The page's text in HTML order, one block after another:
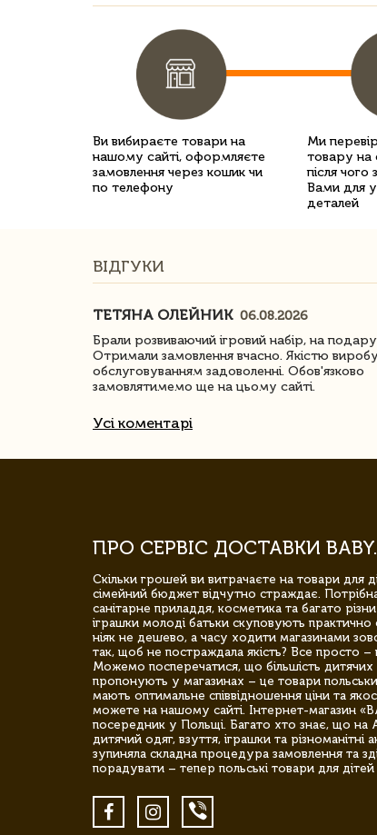
Ви вибираєте товари на
нашому сайті, оформляєте
замовлення через кошик чи
по телефону
Ми
товару на
після чого
Вами для
деталей
ВІДГУКИ
ТЕТЯНА ОЛЕЙНИК 06.08.2026
Брали розвиваючий ігровий набір, на
Отримали замовлення вчасно. Якістю
обслуговуванням задоволенні. Обов'язково
замовлятимемо ще на цьому сайті.
Усі коментарі
ПРО СЕРВІС ДОСТАВКИ
Скільки грошей ви витрачаєте на товари для
сімейний бюджет відчутно страждає.
санітарне приладдя, косметика та багато
іграшки молоді батьки скуповують
ніяк не дешево, а часу ходити магазинами
так, щоб не постраждала якість? Все просто
Можемо посперечатися, що більшість дитячих
пропонують у магазинах – це товари
мають оптимальне співвідношення ціни та
можете на нашому сайті. Інтернет-магазин
посередник у Польщі. Багато хто знає, що
дитячий одяг, взуття, іграшки та
зупиняла складна процедура замовлення та
порадувати – тепер польські товари для